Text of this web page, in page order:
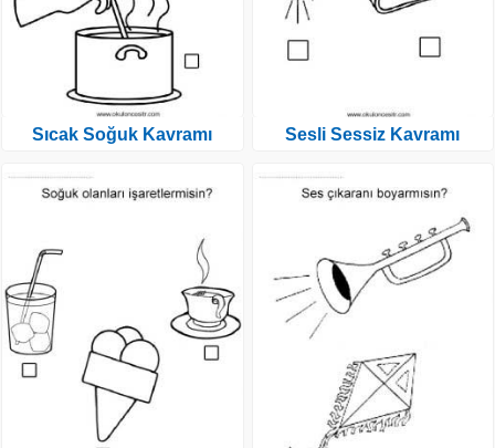
Sıcak Soğuk Kavramı Sesli Sessiz Kavramı